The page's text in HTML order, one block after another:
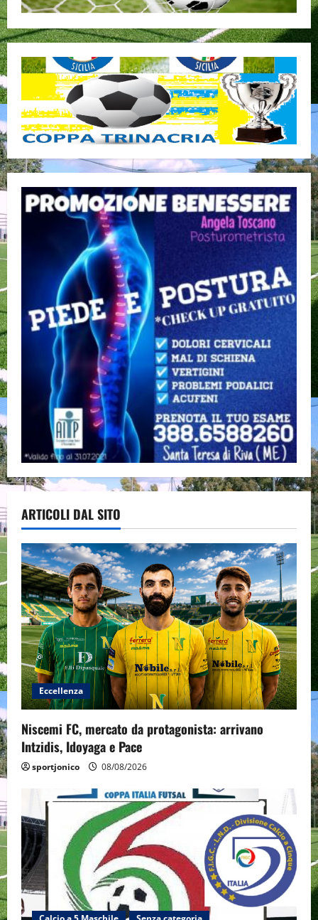
ARTICOLI DAL SITO
Eccellenza
Niscemi FC, mercato da protagonista: arrivano
Intzidis, Idoyaga e Pace
sportjonico 08/08/2026